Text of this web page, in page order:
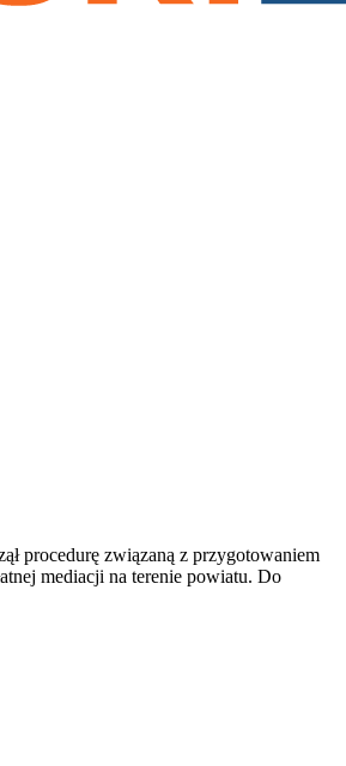
procedurę związaną z przygotowaniem
mediacji na terenie powiatu. Do